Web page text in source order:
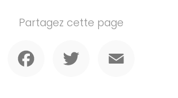
Partagez cette page